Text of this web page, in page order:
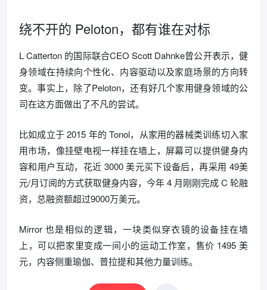
绕不开的 Peloton，都有谁在对标
L Catterton 的国际联合CEO Scott Dahnke曾公开表示，健
身领域在持续向个性化、内容驱动以及家庭场景的方向转
变。事实上，除了Peloton，还有好几个家用健身领域的公
司在这方面做出了不凡的尝试。
比如成立于 2015 年的 Tonol，从家用的器械类训练切入家
用市场，像挂壁电视一样挂在墙上，屏幕可以提供健身内
容和用户互动，花近 3000 美元买下设备后，再采用 49美
元/月订阅的方式获取健身内容，今年 4 月刚刚完成 C 轮融
资，总融资额超过9000万美元。
Mirror 也是相似的逻辑，一块类似穿衣镜的设备挂在墙
上，可以把家里变成一间小的运动工作室，售价 1495 美
元，内容侧重瑜伽、普拉提和其他力量训练。